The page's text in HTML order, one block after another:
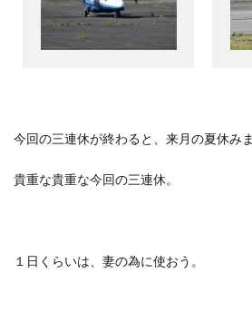
今回の三連休が終わると、来月の夏休み
貴重な貴重な今回の三連休。
１日くらいは、妻の為に使おう。